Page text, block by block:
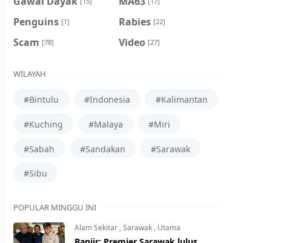
Penguins [1] Rabies [22]
Scam [78] Video [27]
WILAYAH
#Bintulu #Indonesia #Kalimantan
#Kuching #Malaya #Miri
#Sabah #Sandakan #Sarawak
#Sibu
POPULAR MINGGU INI
Alam Sekitar ,Sarawak , Utama